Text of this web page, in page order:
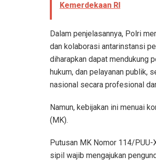
Kemerdekaan RI
Dalam penjelasannya, Polri
dan kolaborasi antarinstansi
diharapkan dapat mendukung
hukum, dan pelayanan publik,
nasional secara profesional
Namun, kebijakan ini menuai
(MK).
Putusan MK Nomor 114/
sipil wajib mengajukan